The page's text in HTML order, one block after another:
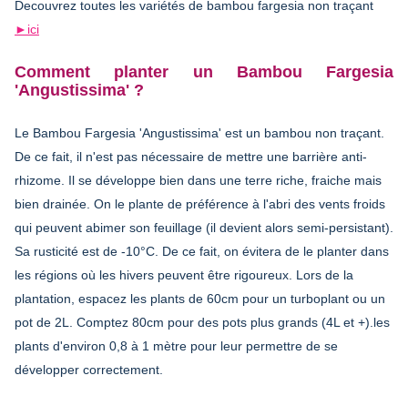
Decouvrez toutes les variétés de bambou fargesia non traçant
►ici
Comment planter un Bambou Fargesia
'Angustissima' ?
Le Bambou Fargesia 'Angustissima' est un bambou non traçant.
De ce fait, il n'est pas nécessaire de mettre une barrière anti-
rhizome. Il se développe bien dans une terre riche, fraiche mais
bien drainée. On le plante de préférence à l'abri des vents froids
qui peuvent abimer son feuillage (il devient alors semi-persistant).
Sa rusticité est de -10°C. De ce fait, on évitera de le planter dans
les régions où les hivers peuvent être rigoureux. Lors de la
plantation, espacez les plants de 60cm pour un turboplant ou un
pot de 2L. Comptez 80cm pour des pots plus grands (4L et +).les
plants d'environ 0,8 à 1 mètre pour leur permettre de se
développer correctement.